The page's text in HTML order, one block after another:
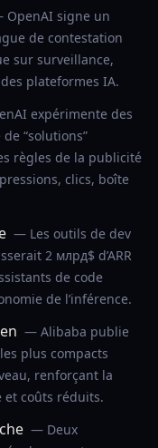
OpenAI signe un
de contestation
sur surveillance,
plateformes IA.
expérimente des
“solutions”
règles de la publicité
clics, boîte
— Les outils de dev
2 млрд$ d’ARR
de code
de l’inférence.
— Alibaba publie
plus compacts
renforçant la
et coûts réduits.
— Deux